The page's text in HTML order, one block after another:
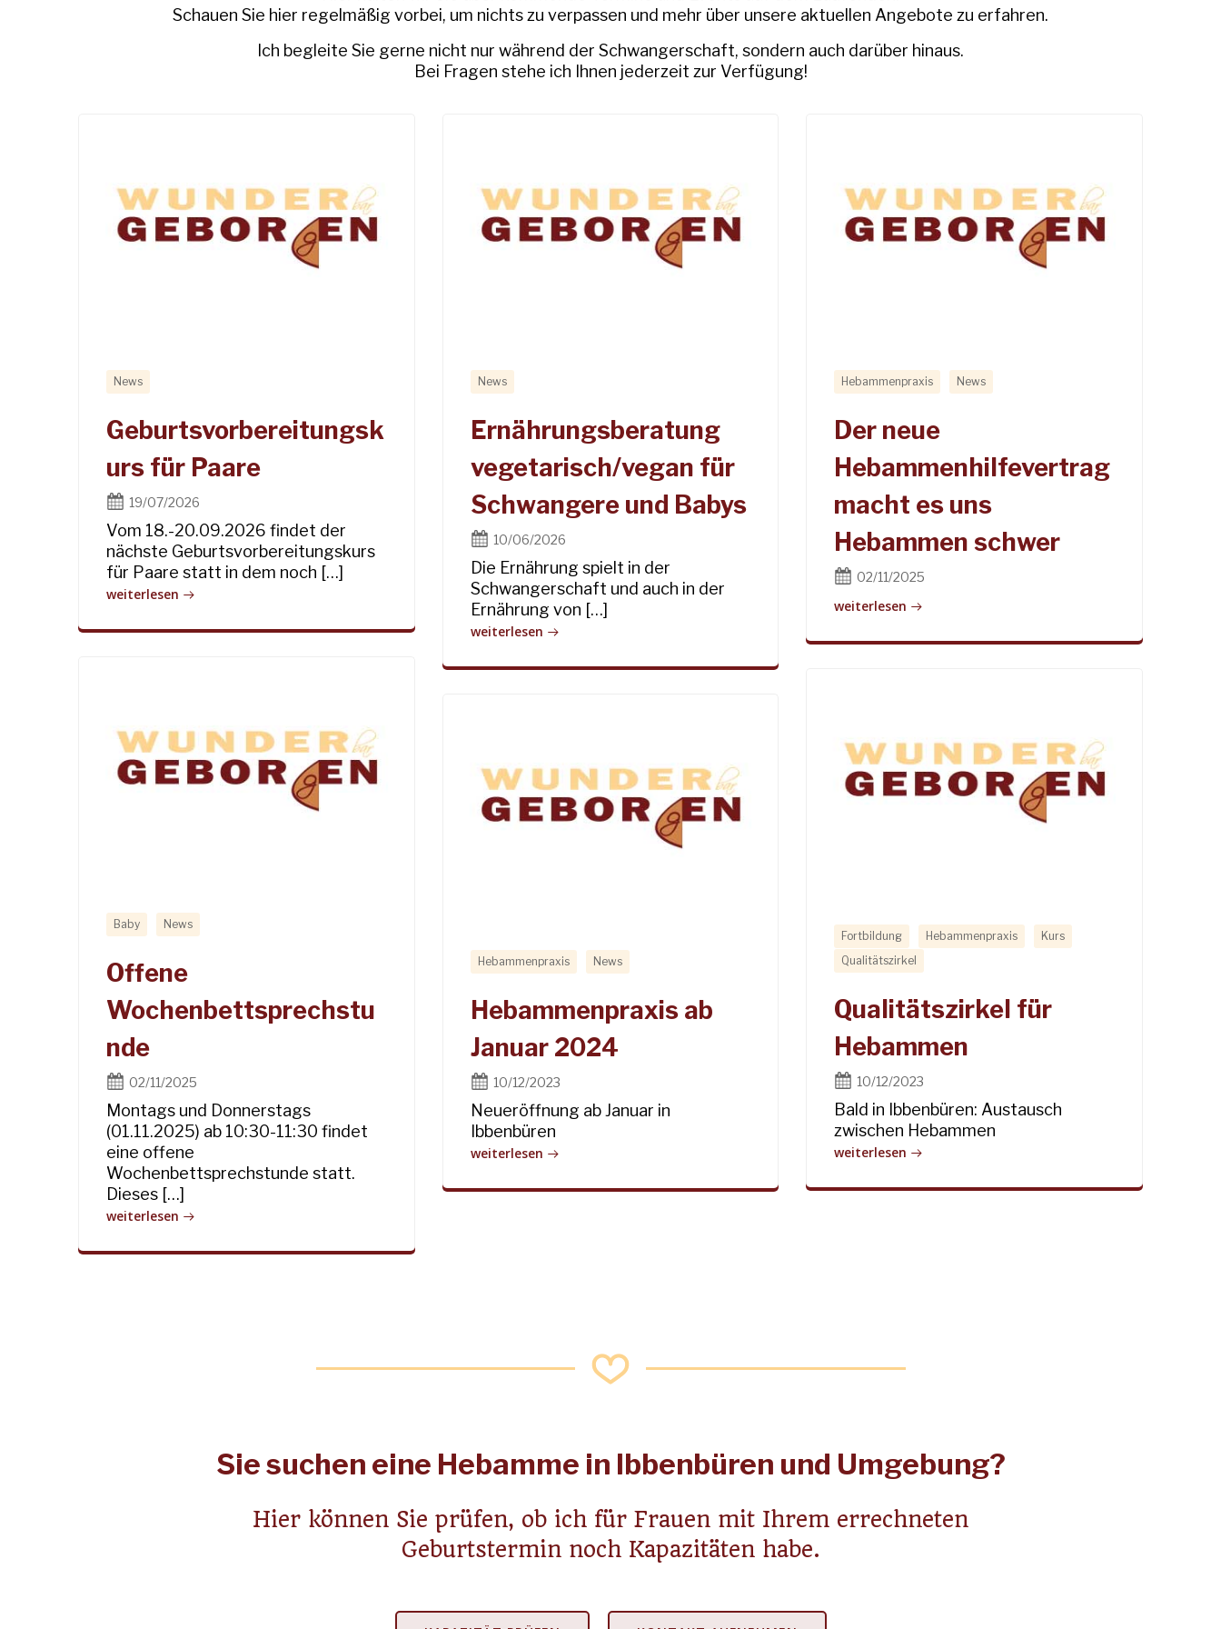
Schauen Sie hier regelmäßig vorbei, um nichts zu verpassen und mehr über unsere aktuellen Angebote zu erfahren.
Ich begleite Sie gerne nicht nur während der Schwangerschaft, sondern auch darüber hinaus.
Bei Fragen stehe ich Ihnen jederzeit zur Verfügung!
News
Geburtsvorbereitungsk
urs für Paare
19/07/2026
Vom 18.-20.09.2026 findet der
nächste Geburtsvorbereitungskurs
für Paare statt in dem noch […]
weiterlesen
News
Ernährungsberatung
vegetarisch/vegan für
Schwangere und Babys
10/06/2026
Die Ernährung spielt in der
Schwangerschaft und auch in der
Ernährung von […]
weiterlesen
Hebammenpraxis News
Der neue
Hebammenhilfevertrag
macht es uns
Hebammen schwer
02/11/2025
weiterlesen
Baby News
Offene
Wochenbettsprechstu
nde
02/11/2025
Montags und Donnerstags
(01.11.2025) ab 10:30-11:30 findet
eine offene
Wochenbettsprechstunde statt.
Dieses […]
weiterlesen
Fortbildung Hebammenpraxis
Kurs
Qualitätszirkel
Qualitätszirkel für
Hebammen
10/12/2023
Bald in Ibbenbüren: Austausch
zwischen Hebammen
weiterlesen
Hebammenpraxis News
Hebammenpraxis ab
Januar 2024
10/12/2023
Neueröffnung ab Januar in
Ibbenbüren
weiterlesen
Sie suchen eine Hebamme in Ibbenbüren und Umgebung?
Hier können Sie prüfen, ob ich für Frauen mit Ihrem errechneten
Geburtstermin noch Kapazitäten habe.